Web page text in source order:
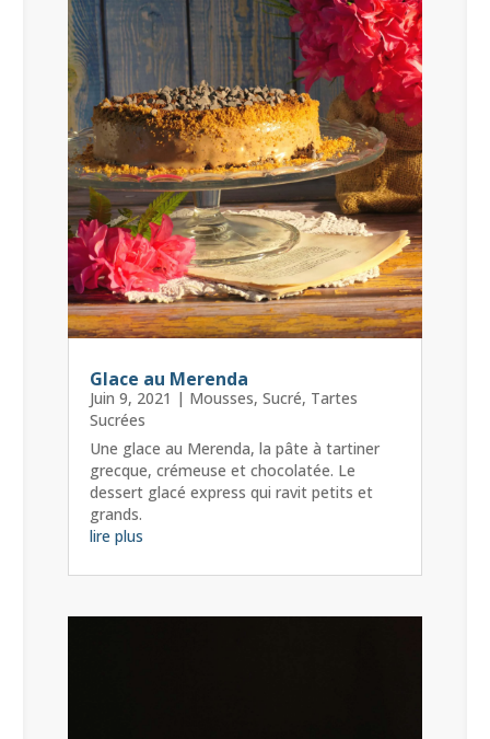
Glace au Merenda
Juin 9, 2021 | Mousses, Sucré, Tartes
Sucrées
Une glace au Merenda, la pâte à tartiner
grecque, crémeuse et chocolatée. Le
dessert glacé express qui ravit petits et
grands.
lire plus